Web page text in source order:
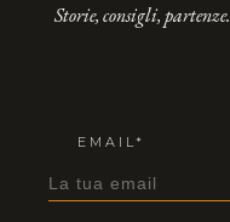
Storie, consigli, partenze.
EMAIL*